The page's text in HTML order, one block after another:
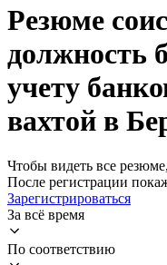
Резюме
должность
учету
вахтой в
Чтобы видеть все
После регистрации
Зарегистрироваться
За всё время
По соответствию